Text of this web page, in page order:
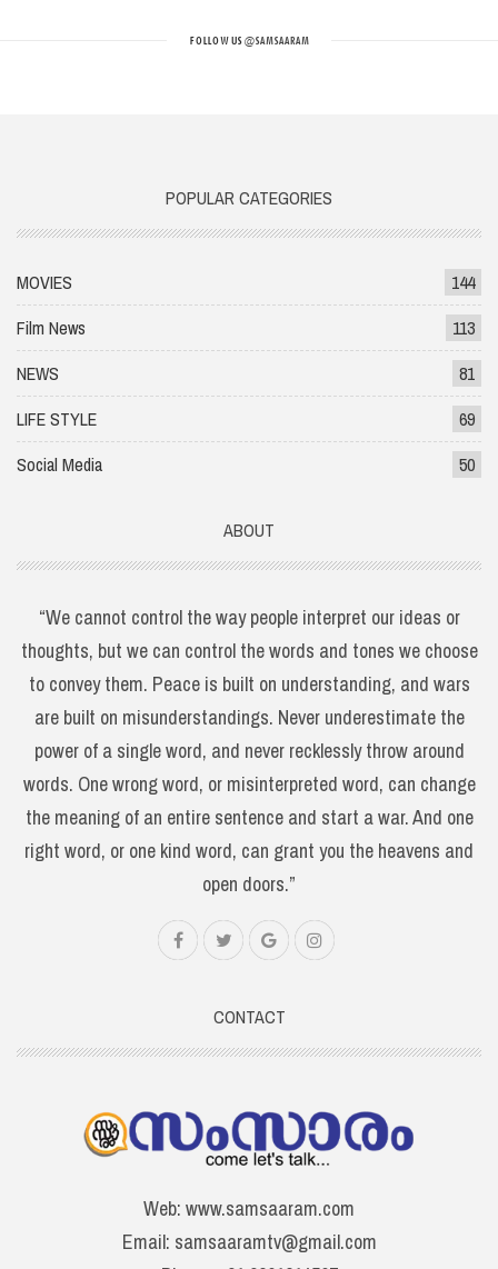
FOLLOW US@SAMSAARAM
POPULAR CATEGORIES
MOVIES
144
Film News
113
NEWS
81
LIFE STYLE
69
Social Media
50
ABOUT
“We cannot control the way people interpret our ideas or
thoughts, but we can control the words and tones we choose
to convey them. Peace is built on understanding, and wars
are built on misunderstandings. Never underestimate the
power of a single word, and never recklessly throw around
words. One wrong word, or misinterpreted word, can change
the meaning of an entire sentence and start a war. And one
right word, or one kind word, can grant you the heavens and
open doors.”
CONTACT
Web: www.samsaaram.com
Email: samsaaramtv@gmail.com